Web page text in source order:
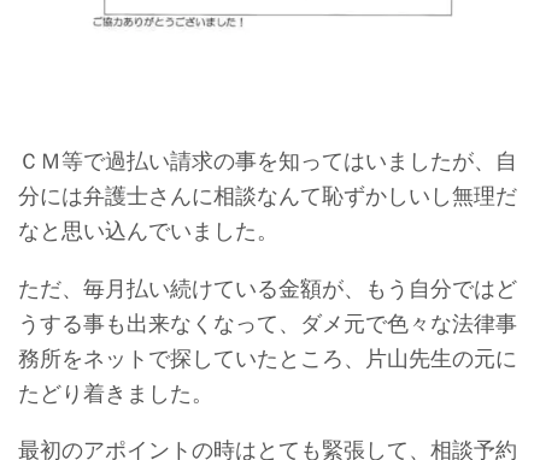
ＣＭ等で過払い請求の事を知ってはいましたが、自
分には弁護士さんに相談なんて恥ずかしいし無理だ
なと思い込んでいました。
ただ、毎月払い続けている金額が、もう自分ではど
うする事も出来なくなって、ダメ元で色々な法律事
務所をネットで探していたところ、片山先生の元に
たどり着きました。
最初のアポイントの時はとても緊張して、相談予約